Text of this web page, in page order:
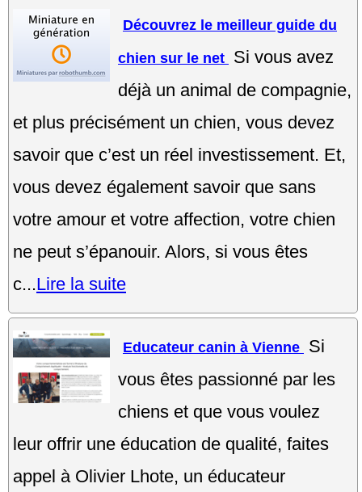
Découvrez le meilleur guide du
chien sur le net Si vous avez
déjà un animal de compagnie,
et plus précisément un chien, vous devez
savoir que c’est un réel investissement. Et,
vous devez également savoir que sans
votre amour et votre affection, votre chien
ne peut s’épanouir. Alors, si vous êtes
c...Lire la suite
Educateur canin à Vienne Si
vous êtes passionné par les
chiens et que vous voulez
leur offrir une éducation de qualité, faites
appel à Olivier Lhote, un éducateur